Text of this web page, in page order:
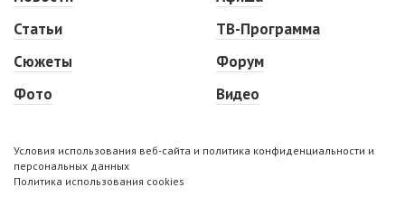
Статьи
Сюжеты
Фото
ТВ-Программа
Форум
Видео
Условия использования веб-сайта и политика конфиденциальности и
персональных данных
Политика использования cookies